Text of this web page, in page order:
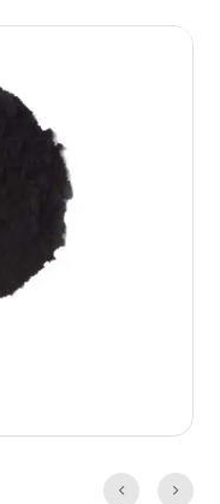
 